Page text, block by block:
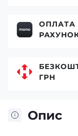
Опис
ОПЛАТА
ГРН